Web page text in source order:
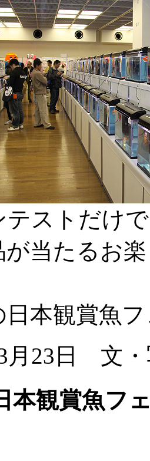
テストだけ
が当たるお
日本観賞魚
月23日 文
本観賞魚フ